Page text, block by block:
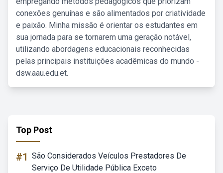
conexões genuínas e são alimentados por criatividade
e paixão. Minha missão é orientar os estudantes em
sua jornada para se tornarem uma geração notável,
utilizando abordagens educacionais reconhecidas
pelas principais instituições acadêmicas do mundo -
dsw.aau.edu.et.
Top Post
#1 São Considerados Veículos Prestadores De
Serviço De Utilidade Pública Exceto